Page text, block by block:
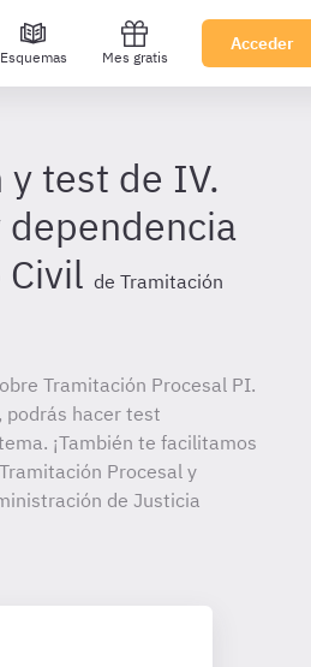
Esquemas Mes gratis
Acceder
test de IV.
de Tramitación
Tramitación Procesal PI.
podrás hacer test
¡También te facilitamos
Procesal y
de Justicia